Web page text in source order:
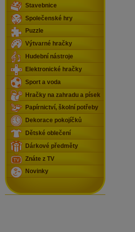
Stavebnice
Společenské hry
Puzzle
Výtvarné hračky
Hudební nástroje
Elektronické hračky
Sport a voda
Hračky na zahradu a písek
Papírnictví, školní potřeby
Dekorace pokojíčků
Dětské oblečení
Dárkové předměty
Znáte z TV
Novinky